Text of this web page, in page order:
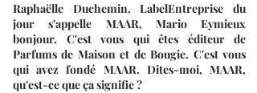
Raphaëlle Duchemin. LabelEntreprise du
jour s'appelle MAAR, Mario Eymieux
bonjour. C'est vous qui êtes éditeur de
Parfums de Maison et de Bougie. C'est vous
qui avez fondé MAAR. Dites-moi, MAAR,
qu'est-ce que ça signifie ?